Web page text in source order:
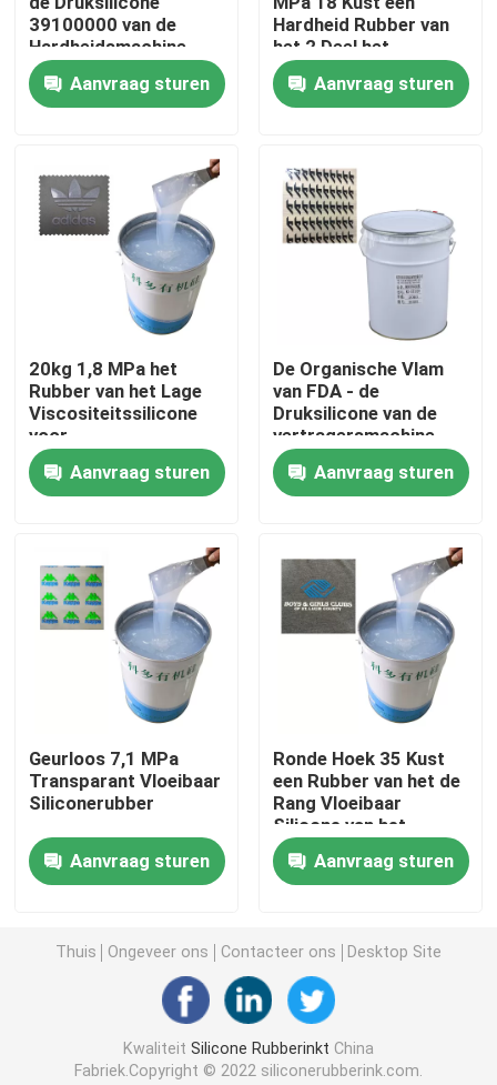
Over ons
Contacten
Silicone Rubberinkt
Het Siliconeinkt van de het schermdruk
In reliëf makende Siliconeinkt
Vloeibaar Vormend Silicone
De Drukinkt van de hitteoverdracht
Silicone Gebaseerde Deklaag
Matte Silicone
Glanzend Silicone
Elektrisch Geleidend Siliconerubber
Silicone Rubberpigment
Silicone Rubberkatalysator
39100000 van de
Hardheidsmachine
Aanvraag sturen
Hardheid Rubber van
het 2 Deel het
Vloeibare Silicone
Aanvraag sturen
20kg 1,8 MPa het
Rubber van het Lage
Viscositeitssilicone
voor
Machinesverrichtingen
Aanvraag sturen
De Organische Vlam
van FDA - de
Druksilicone van de
vertragersmachine
Aanvraag sturen
Geurloos 7,1 MPa
Transparant Vloeibaar
Siliconerubber
Aanvraag sturen
Ronde Hoek 35 Kust
een Rubber van het de
Rang Vloeibaar
Silicone van het
Hardheidsvoedsel
voor Machinedruk
Aanvraag sturen
Thuis Ongeveer ons Contacteer ons Desktop Site
Kwaliteit Silicone Rubberinkt China
Fabriek.Copyright © 2022 siliconerubberink.com.